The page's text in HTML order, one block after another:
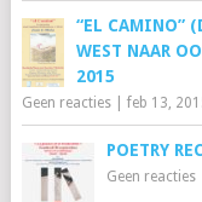
“EL CAMINO”
WEST NAAR
2015
Geen reacties| feb 13,
POETRY
Geen reacties|